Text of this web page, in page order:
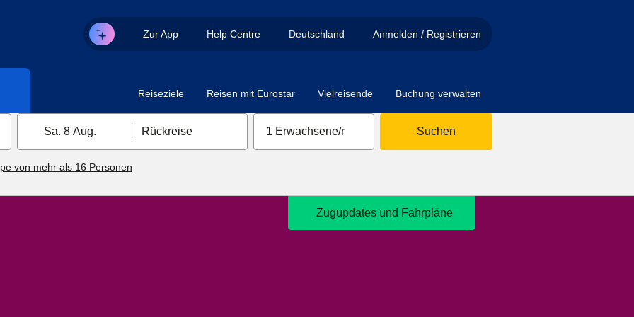
Zur App Help Centre Deutschland Anmelden / Registrieren
Reiseziele Reisen mit Eurostar Vielreisende Buchung verwalten
Sa. 8 Aug. Rückreise 1 Erwachsene/r Suchen
von mehr als 16 Personen
Zugupdates und Fahrpläne